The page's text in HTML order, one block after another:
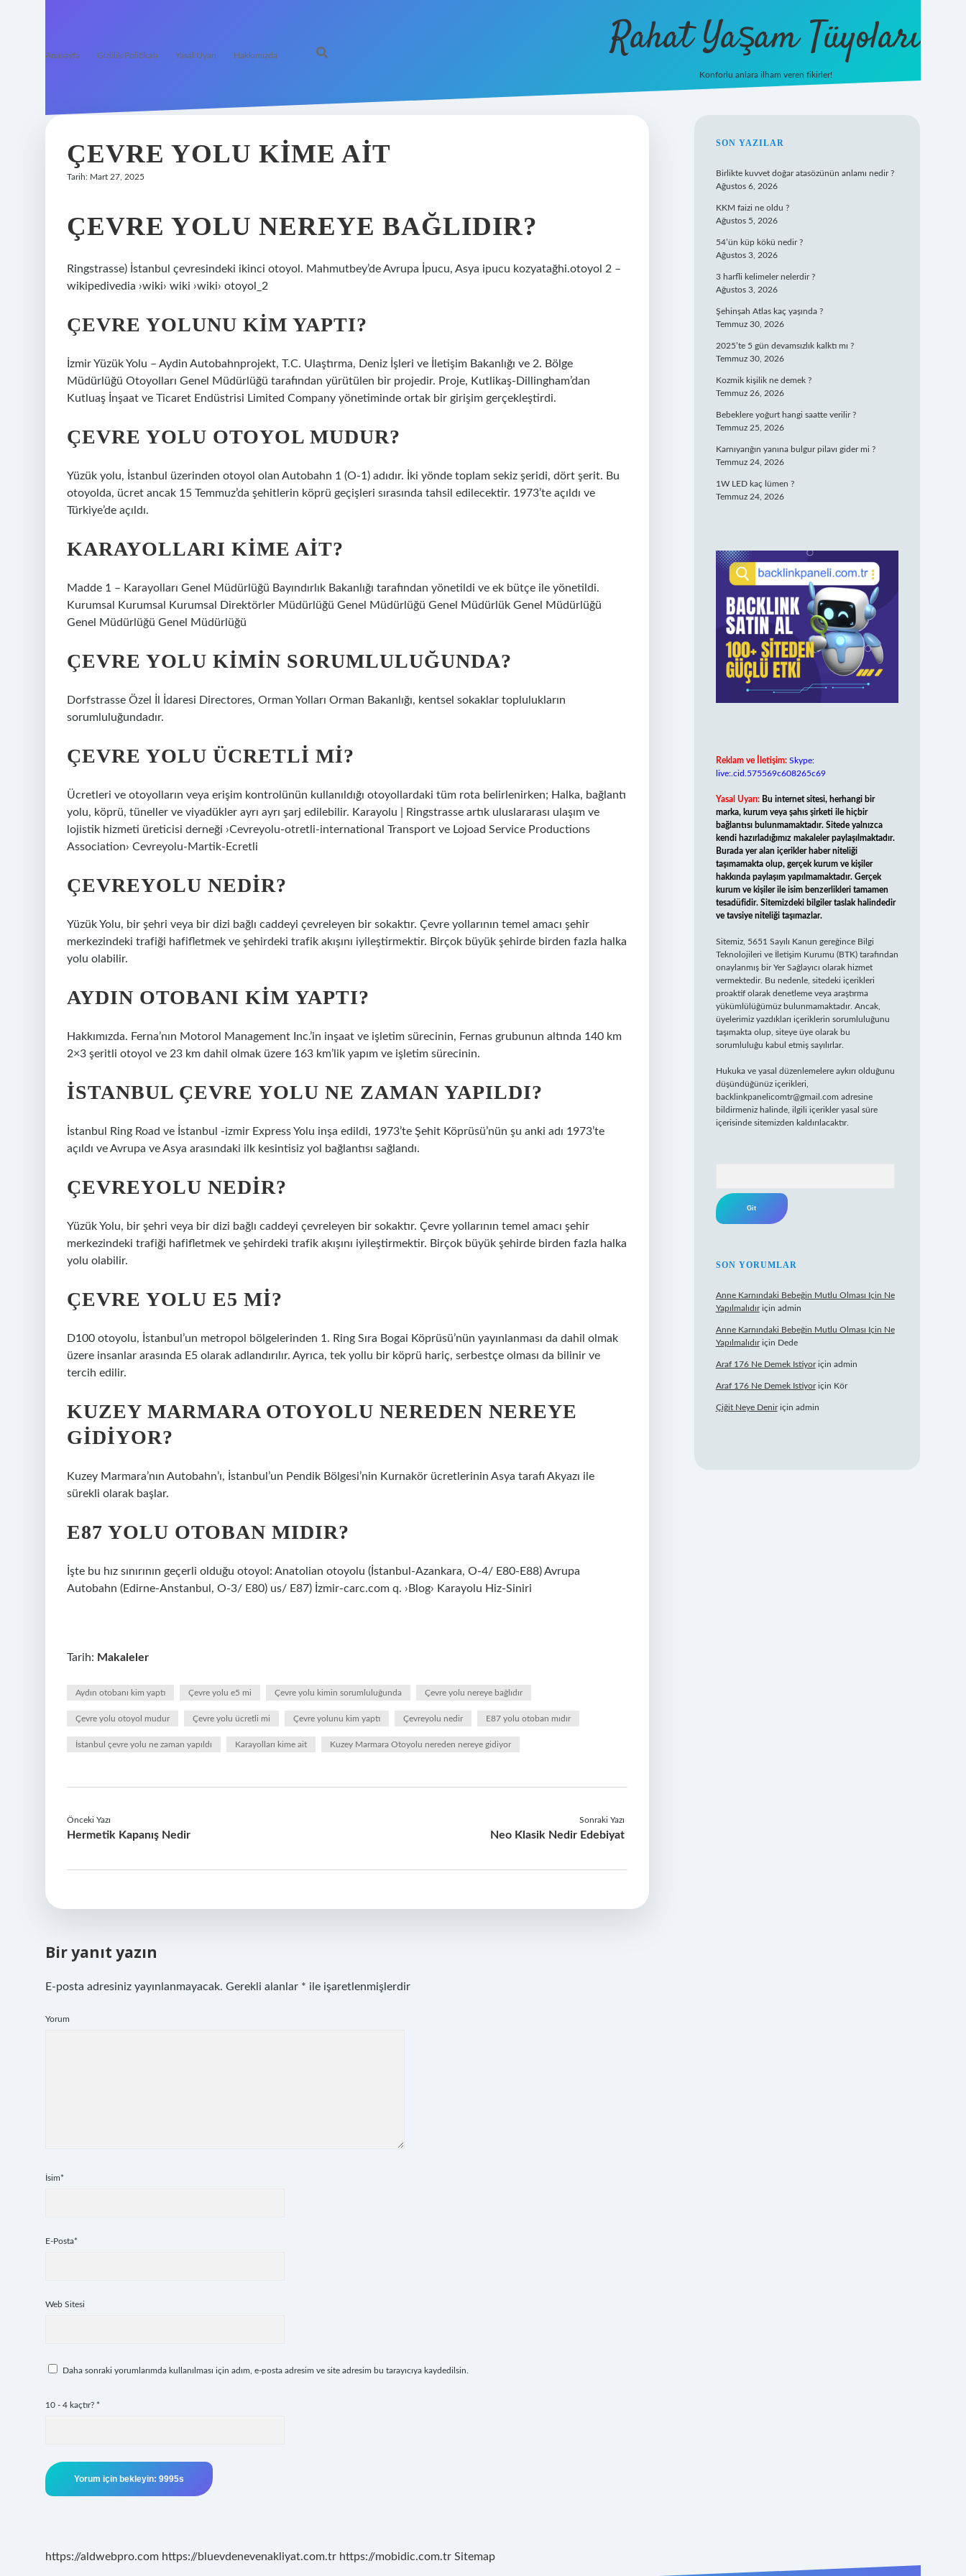
Anasayfa Gizlilik Politikası Yasal Uyarı Hakkımızda Rahat Yaşam Tüyoları
Konforlu anlara ilham veren fikirler!
ÇEVRE YOLU KIME AIT
Tarih: Mart 27, 2025
ÇEVRE YOLU NEREYE BAĞLIDIR?
Ringstrasse) İstanbul çevresindeki ikinci otoyol. Mahmutbey’de Avrupa İpucu, Asya ipucu kozyatağhi.otoyol 2 –
wikipedivedia ›wiki› wiki ›wiki› otoyol_2
ÇEVRE YOLUNU KIM YAPTI?
İzmir Yüzük Yolu – Aydin Autobahnprojekt, T.C. Ulaştırma, Deniz İşleri ve İletişim Bakanlığı ve 2. Bölge
Müdürlüğü Otoyolları Genel Müdürlüğü tarafından yürütülen bir projedir. Proje, Kutlikaş-Dillingham’dan
Kutluaş İnşaat ve Ticaret Endüstrisi Limited Company yönetiminde ortak bir girişim gerçekleştirdi.
ÇEVRE YOLU OTOYOL MUDUR?
Yüzük yolu, İstanbul üzerinden otoyol olan Autobahn 1 (O-1) adıdır. İki yönde toplam sekiz şeridi, dört şerit. Bu
otoyolda, ücret ancak 15 Temmuz’da şehitlerin köprü geçişleri sırasında tahsil edilecektir. 1973’te açıldı ve
Türkiye’de açıldı.
KARAYOLLARI KIME AIT?
Madde 1 – Karayolları Genel Müdürlüğü Bayındırlık Bakanlığı tarafından yönetildi ve ek bütçe ile yönetildi.
Kurumsal Kurumsal Kurumsal Direktörler Müdürlüğü Genel Müdürlüğü Genel Müdürlük Genel Müdürlüğü
Genel Müdürlüğü Genel Müdürlüğü
ÇEVRE YOLU KIMIN SORUMLULUĞUNDA?
Dorfstrasse Özel İl İdaresi Directores, Orman Yolları Orman Bakanlığı, kentsel sokaklar toplulukların
sorumluluğundadır.
ÇEVRE YOLU ÜCRETLI MI?
Ücretleri ve otoyolların veya erişim kontrolünün kullanıldığı otoyollardaki tüm rota belirlenirken; Halka, bağlantı
yolu, köprü, tüneller ve viyadükler ayrı ayrı şarj edilebilir. Karayolu | Ringstrasse artık uluslararası ulaşım ve
lojistik hizmeti üreticisi derneği ›Cevreyolu-otretli-international Transport ve Lojoad Service Productions
Association› Cevreyolu-Martik-Ecretli
ÇEVREYOLU NEDIR?
Yüzük Yolu, bir şehri veya bir dizi bağlı caddeyi çevreleyen bir sokaktır. Çevre yollarının temel amacı şehir
merkezindeki trafiği hafifletmek ve şehirdeki trafik akışını iyileştirmektir. Birçok büyük şehirde birden fazla halka
yolu olabilir.
AYDIN OTOBANI KIM YAPTI?
Hakkımızda. Ferna’nın Motorol Management Inc.’in inşaat ve işletim sürecinin, Fernas grubunun altında 140 km
2×3 şeritli otoyol ve 23 km dahil olmak üzere 163 km’lik yapım ve işletim sürecinin.
İSTANBUL ÇEVRE YOLU NE ZAMAN YAPILDI?
İstanbul Ring Road ve İstanbul -izmir Express Yolu inşa edildi, 1973’te Şehit Köprüsü’nün şu anki adı 1973’te
açıldı ve Avrupa ve Asya arasındaki ilk kesintisiz yol bağlantısı sağlandı.
ÇEVREYOLU NEDIR?
Yüzük Yolu, bir şehri veya bir dizi bağlı caddeyi çevreleyen bir sokaktır. Çevre yollarının temel amacı şehir
merkezindeki trafiği hafifletmek ve şehirdeki trafik akışını iyileştirmektir. Birçok büyük şehirde birden fazla halka
yolu olabilir.
ÇEVRE YOLU E5 MI?
D100 otoyolu, İstanbul’un metropol bölgelerinden 1. Ring Sıra Bogai Köprüsü’nün yayınlanması da dahil olmak
üzere insanlar arasında E5 olarak adlandırılır. Ayrıca, tek yollu bir köprü hariç, serbestçe olması da bilinir ve
tercih edilir.
KUZEY MARMARA OTOYOLU NEREDEN NEREYE
GIDIYOR?
Kuzey Marmara’nın Autobahn’ı, İstanbul’un Pendik Bölgesi’nin Kurnakör ücretlerinin Asya tarafı Akyazı ile
sürekli olarak başlar.
E87 YOLU OTOBAN MIDIR?
İşte bu hız sınırının geçerli olduğu otoyol: Anatolian otoyolu (İstanbul-Azankara, O-4/ E80-E88) Avrupa
Autobahn (Edirne-Anstanbul, O-3/ E80) us/ E87) İzmir-carc.com q. ›Blog› Karayolu Hiz-Siniri
Tarih: Makaleler
Aydın otobanı kim yaptı Çevre yolu e5 mi Çevre yolu kimin sorumluluğunda Çevre yolu nereye bağlıdır
Çevre yolu otoyol mudur Çevre yolu ücretli mi Çevre yolunu kim yaptı Çevreyolu nedir E87 yolu otoban mıdır
İstanbul çevre yolu ne zaman yapıldı Karayolları kime ait Kuzey Marmara Otoyolu nereden nereye gidiyor
Önceki Yazı
Hermetik Kapanış Nedir
Sonraki Yazı
Neo Klasik Nedir Edebiyat
Bir yanıt yazın
E-posta adresiniz yayınlanmayacak. Gerekli alanlar * ile işaretlenmişlerdir
Yorum
İsim*
E-Posta*
Web Sitesi
Daha sonraki yorumlarımda kullanılması için adım, e-posta adresim ve site adresim bu tarayıcıya kaydedilsin.
10 - 4 kaçtır? *
https://aldwebpro.com https://bluevdenevenakliyat.com.tr https://mobidic.com.tr Sitemap
SIDEBAR
SON YAZILAR
Birlikte kuvvet doğar atasözünün anlamı nedir ?
Ağustos 6, 2026
KKM faizi ne oldu ?
Ağustos 5, 2026
54’ün küp kökü nedir ?
Ağustos 3, 2026
3 harfli kelimeler nelerdir ?
Ağustos 3, 2026
Şehinşah Atlas kaç yaşında ?
Temmuz 30, 2026
2025’te 5 gün devamsızlık kalktı mı ?
Temmuz 30, 2026
Kozmik kişilik ne demek ?
Temmuz 26, 2026
Bebeklere yoğurt hangi saatte verilir ?
Temmuz 25, 2026
Karnıyarığın yanına bulgur pilavı gider mi ?
Temmuz 24, 2026
1W LED kaç lümen ?
Temmuz 24, 2026
Reklam ve İletişim: Skype:
live:.cid.575569c608265c69
Yasal Uyarı: Bu internet sitesi, herhangi bir
marka, kurum veya şahıs şirketi ile hiçbir
bağlantısı bulunmamaktadır. Sitede yalnızca
kendi hazırladığımız makaleler paylaşılmaktadır.
Burada yer alan içerikler haber niteliği
taşımamakta olup, gerçek kurum ve kişiler
hakkında paylaşım yapılmamaktadır. Gerçek
kurum ve kişiler ile isim benzerlikleri tamamen
tesadüfidir. Sitemizdeki bilgiler taslak halindedir
ve tavsiye niteliği taşımazlar.
Sitemiz, 5651 Sayılı Kanun gereğince Bilgi
Teknolojileri ve İletişim Kurumu (BTK) tarafından
onaylanmış bir Yer Sağlayıcı olarak hizmet
vermektedir. Bu nedenle, sitedeki içerikleri
proaktif olarak denetleme veya araştırma
yükümlülüğümüz bulunmamaktadır. Ancak,
üyelerimiz yazdıkları içeriklerin sorumluluğunu
taşımakta olup, siteye üye olarak bu
sorumluluğu kabul etmiş sayılırlar.
Hukuka ve yasal düzenlemelere aykırı olduğunu
düşündüğünüz içerikleri,
backlinkpanelicomtr@gmail.com adresine
bildirmeniz halinde, ilgili içerikler yasal süre
içerisinde sitemizden kaldırılacaktır.
SON YORUMLAR
Anne Karnındaki Bebeğin Mutlu Olması Için Ne
Yapılmalıdıriçin admin
Anne Karnındaki Bebeğin Mutlu Olması Için Ne
Yapılmalıdıriçin Dede
Araf 176 Ne Demek Istiyoriçin admin
Araf 176 Ne Demek Istiyoriçin Kör
Çiğit Neye Deniriçin admin